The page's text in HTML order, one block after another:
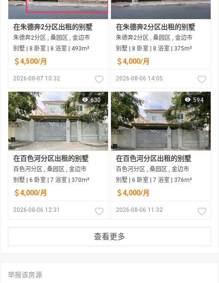
在朱德奔2分区出租的别墅
朱德奔2分区 , 桑园区 , 金边市
别墅 | 8 卧室 | 8 浴室 | 493m²
＄4,500/月
2026-08-07 10:32
在朱德奔2分区出租的别墅
朱德奔2分区 , 桑园区 , 金边市
别墅 | 8 卧室 | 8 浴室 | 375m²
＄4,000/月
2026-08-06 14:05
630
在百色河分区出租的别墅
百色河分区 , 桑园区 , 金边市
别墅 | 6 卧室 | 7 浴室 | 370m²
＄4,000/月
2026-08-06 12:31
594
在百色河分区出租的别墅
百色河分区 , 桑园区 , 金边市
别墅 | 6 卧室 | 7 浴室 | 376m²
＄4,000/月
2026-08-06 11:32
查看更多
举报该房源